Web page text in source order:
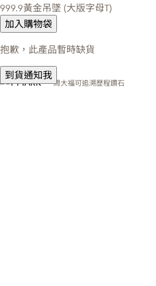
999.9黃金吊墜 (大版字母T)
加入購物袋
抱歉，此產品暫時缺貨
到貨通知我
周大福可追溯歷程鑽石